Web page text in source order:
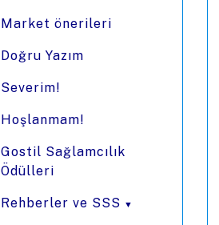
Market önerileri
Doğru Yazım
Severim!
Hoşlanmam!
Gostil Sağlamcılık
Ödülleri
Rehberler ve SSS